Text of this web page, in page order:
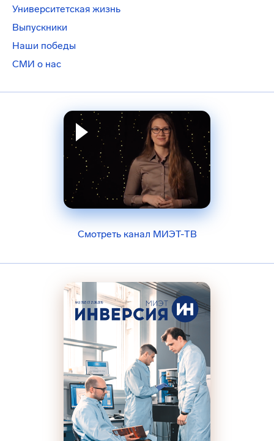
Университетская жизнь
Выпускники
Наши победы
СМИ о нас
Смотреть канал МИЭТ-ТВ